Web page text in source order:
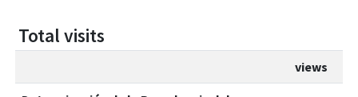
Total visits
views